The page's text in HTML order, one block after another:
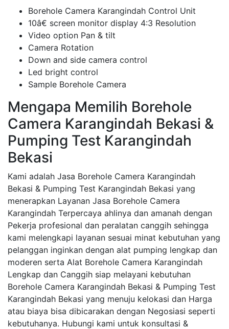
Borehole Camera Karangindah Control Unit
10â€ screen monitor display 4:3 Resolution
Video option Pan & tilt
Camera Rotation
Down and side camera control
Led bright control
Sample Borehole Camera
Mengapa Memilih Borehole
Camera Karangindah Bekasi &
Pumping Test Karangindah
Bekasi
Kami adalah Jasa Borehole Camera Karangindah
Bekasi & Pumping Test Karangindah Bekasi yang
menerapkan Layanan Jasa Borehole Camera
Karangindah Terpercaya ahlinya dan amanah dengan
Pekerja profesional dan peralatan canggih sehingga
kami melengkapi layanan sesuai minat kebutuhan yang
pelanggan inginkan dengan alat pumping lengkap dan
moderen serta Alat Borehole Camera Karangindah
Lengkap dan Canggih siap melayani kebutuhan
Borehole Camera Karangindah Bekasi & Pumping Test
Karangindah Bekasi yang menuju kelokasi dan Harga
atau biaya bisa dibicarakan dengan Negosiasi seperti
kebutuhanya. Hubungi kami untuk konsultasi &